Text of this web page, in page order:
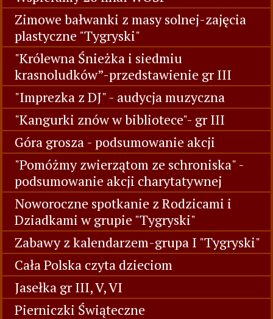
Zimowe bałwanki z masy solnej-zajęcia
plastyczne "Tygryski"
"Królewna Śnieżka i siedmiu
krasnoludków”-przedstawienie gr III
"Imprezka z DJ" - audycja muzyczna
"Kangurki znów w bibliotece"- gr III
Góra grosza - podsumowanie akcji
"Pomóżmy zwierzątom ze schroniska" -
podsumowanie akcji charytatywnej
Noworoczne spotkanie z Rodzicami i
Dziadkami w grupie "Tygryski"
Zabawy z kalendarzem-grupa I "Tygryski"
Cała Polska czyta dzieciom
Jasełka gr III, V, VI
Pierniczki Świąteczne